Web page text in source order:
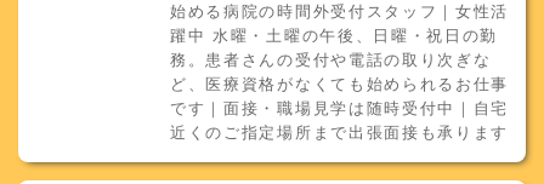
始める病院の時間外受付スタッフ｜女性活
躍中 水曜・土曜の午後、日曜・祝日の勤
務。患者さんの受付や電話の取り次ぎな
ど、医療資格がなくても始められるお仕事
です｜面接・職場見学は随時受付中｜自宅
近くのご指定場所まで出張面接も承ります